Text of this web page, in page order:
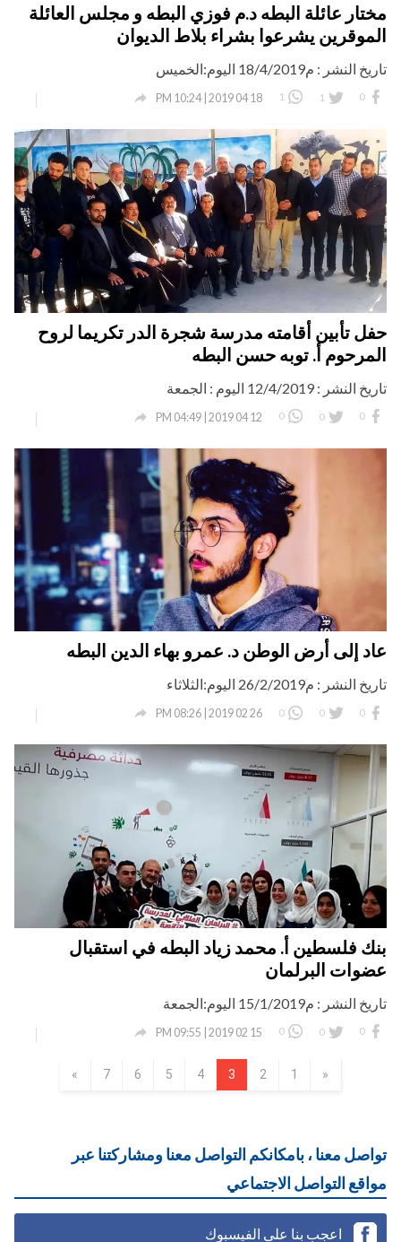
مختار عائلة البطه د.م فوزي البطه و مجلس العائلة
الموقرين يشرعوا بشراء بلاط الديوان
تاريخ النشر : م18/4/2019 اليوم:الخميس
0
1
1
18 04 2019 | 10:24 PM

حفل تأبين أقامته مدرسة شجرة الدر تكريما لروح
المرحوم أ. توبه حسن البطه
تاريخ النشر : 12/4/2019 اليوم : الجمعة
0
0
0
12 04 2019 | 04:49 PM

عاد إلى أرض الوطن د. عمرو بهاء الدين البطه
تاريخ النشر : م26/2/2019 اليوم:الثلاثاء
0
0
0
26 02 2019 | 08:26 PM

بنك فلسطين أ. محمد زياد البطه في استقبال
عضوات البرلمان
تاريخ النشر : م15/1/2019 اليوم:الجمعة
0
0
0
15 02 2019 | 09:55 PM

«
1
2
3
4
5
6
7
»
تواصل معنا ، بامكانكم التواصل معنا ومشاركتنا عبر
مواقع التواصل الاجتماعي
اعجب بنا على الفيسبوك